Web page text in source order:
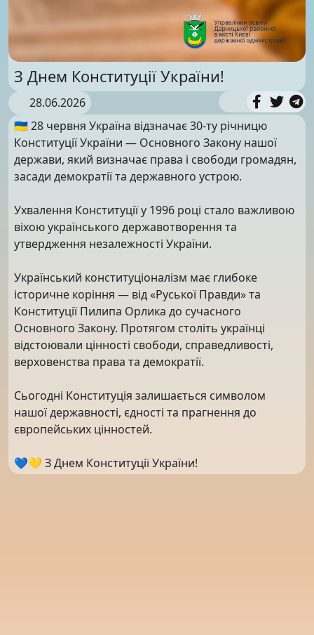
З Днем Конституції України!
28.06.2026
🇺🇦 28 червня Україна відзначає 30-ту річницю
Конституції України — Основного Закону нашої
держави, який визначає права і свободи громадян,
засади демократії та державного устрою.
Ухвалення Конституції у 1996 році стало важливою
віхою українського державотворення та
утвердження незалежності України.
Український конституціоналізм має глибоке
історичне коріння — від «Руської Правди» та
Конституції Пилипа Орлика до сучасного
Основного Закону. Протягом століть українці
відстоювали цінності свободи, справедливості,
верховенства права та демократії.
Сьогодні Конституція залишається символом
нашої державності, єдності та прагнення до
європейських цінностей.
💙💛 З Днем Конституції України!